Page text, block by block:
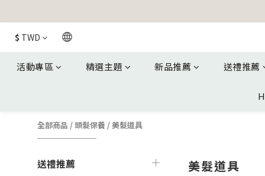
$ TWD
活動專區 精選主題 新品推薦 送禮推薦
全部商品 /頭髮保養 /美髮道具
送禮推薦
美髮道具